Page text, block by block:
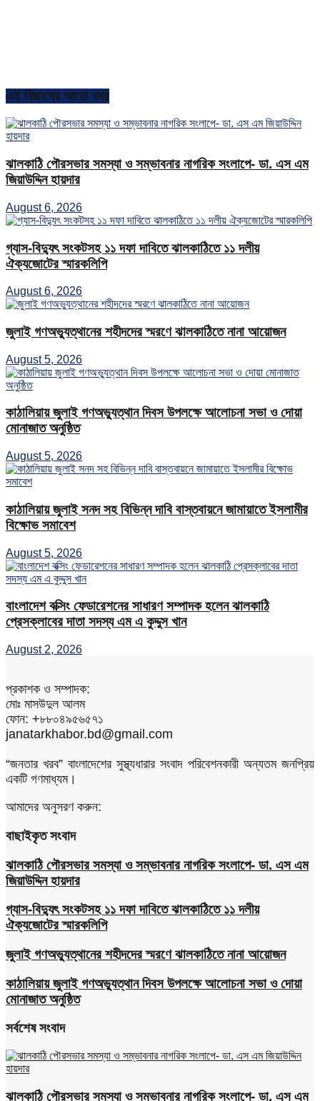
এই বিভাগের আরো খবর
ঝালকাঠি পৌরসভার সমস্যা ও সম্ভাবনার নাগরিক সংলাপে- ডা. এস এম
জিয়াউদ্দিন হায়দার
August 6, 2026
গ্যাস-বিদ্যুৎ সংকটসহ ১১ দফা দাবিতে ঝালকাঠিতে ১১ দলীয়
ঐক্যজোটের স্মারকলিপি
August 6, 2026
জুলাই গণঅভ্যুত্থানের শহীদদের স্মরণে ঝালকাঠিতে নানা আয়োজন
August 5, 2026
কাঠালিয়ায় জুলাই গণঅভ্যুত্থান দিবস উপলক্ষে আলোচনা সভা ও দোয়া
মোনাজাত অনুষ্ঠিত
August 5, 2026
কাঠালিয়ায় জুলাই সনদ সহ বিভিন্ন দাবি বাস্তবায়নে জামায়াতে ইসলামীর
বিক্ষোভ সমাবেশ
August 5, 2026
বাংলাদেশ বক্সিং ফেডারেশনের সাধারণ সম্পাদক হলেন ঝালকাঠি
প্রেসক্লাবের দাতা সদস্য এম এ কুদ্দুস খান
August 2, 2026
প্রকাশক ও সম্পাদক:
মোঃ মাসউদুল আলম
ফোন: +৮৮০৪৯৫৬৫৭১
janatarkhabor.bd@gmail.com
“জনতার খরব” বাংলাদেশের সুস্থ্যধারার সংবাদ পরিবেশনকারী অন্যতম জনপ্রিয়
একটি গণমাধ্যম।
আমাদের অনুসরণ করুন:
বাছাইকৃত সংবাদ
ঝালকাঠি পৌরসভার সমস্যা ও সম্ভাবনার নাগরিক সংলাপে- ডা. এস এম
জিয়াউদ্দিন হায়দার
গ্যাস-বিদ্যুৎ সংকটসহ ১১ দফা দাবিতে ঝালকাঠিতে ১১ দলীয়
ঐক্যজোটের স্মারকলিপি
জুলাই গণঅভ্যুত্থানের শহীদদের স্মরণে ঝালকাঠিতে নানা আয়োজন
কাঠালিয়ায় জুলাই গণঅভ্যুত্থান দিবস উপলক্ষে আলোচনা সভা ও দোয়া
মোনাজাত অনুষ্ঠিত
সর্বশেষ সংবাদ
ঝালকাঠি পৌরসভার সমস্যা ও সম্ভাবনার নাগরিক সংলাপে- ডা. এস এম